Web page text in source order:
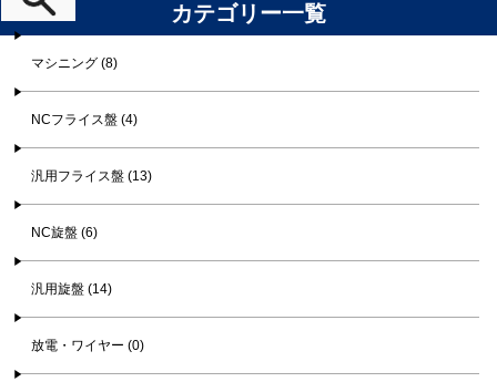
カテゴリー一覧
マシニング (8)
NCフライス盤 (4)
汎用フライス盤 (13)
NC旋盤 (6)
汎用旋盤 (14)
放電・ワイヤー (0)